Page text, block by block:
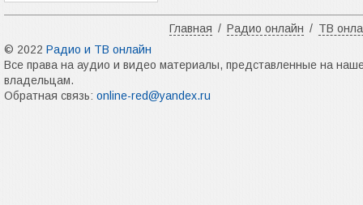
Главная / Радио онлайн / ТВ
© 2022 Радио и ТВ онлайн
Все права на аудио и видео материалы, представленные на
владельцам.
Обратная связь: online-red@yandex.ru